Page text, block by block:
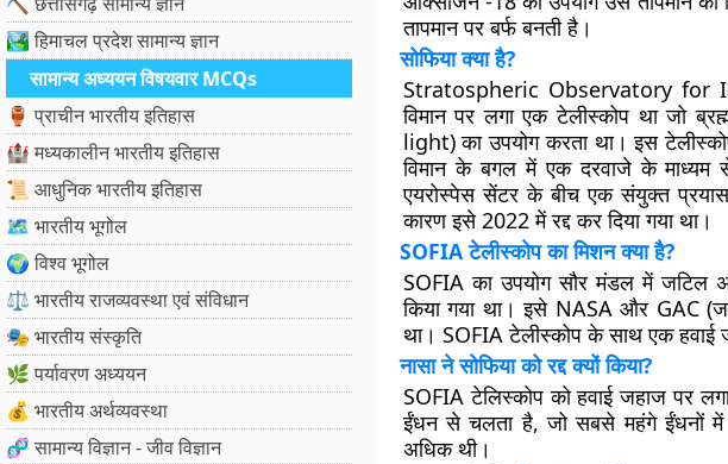
🏞️ हिमाचल प्रदेश सामान्य ज्ञान
सामान्य अध्ययन विषयवार MCQs
🏺 प्राचीन भारतीय इतिहास
🏰 मध्यकालीन भारतीय इतिहास
📜 आधुनिक भारतीय इतिहास
🗺️ भारतीय भूगोल
🌍 विश्व भूगोल
⚖️ भारतीय राजव्यवस्था एवं संविधान
🎭 भारतीय संस्कृति
🌿 पर्यावरण अध्ययन
💰 भारतीय अर्थव्यवस्था
🧬 सामान्य विज्ञान - जीव विज्ञान
तापमान पर बर्फ बनती है।
सोफिया क्या है?
Stratospheric Observatory for
विमान पर लगा एक टेलीस्कोप था जो
light) का उपयोग करता था। इस
विमान के बगल में एक दरवाजे के माध्यम
एयरोस्पेस सेंटर के बीच एक संयुक्त प्रयास
कारण इसे 2022 में रद्द कर दिया गया था।
SOFIA टेलीस्कोप का मिशन क्या है?
SOFIA का उपयोग सौर मंडल में
किया गया था। इसे NASA और GAC
था। SOFIA टेलीस्कोप के साथ एक
नासा ने सोफिया को रद्द क्यों किया?
SOFIA टेलिस्कोप को हवाई जहाज पर
ईंधन से चलता है, जो सबसे महंगे ईंधनों
अधिक थी।